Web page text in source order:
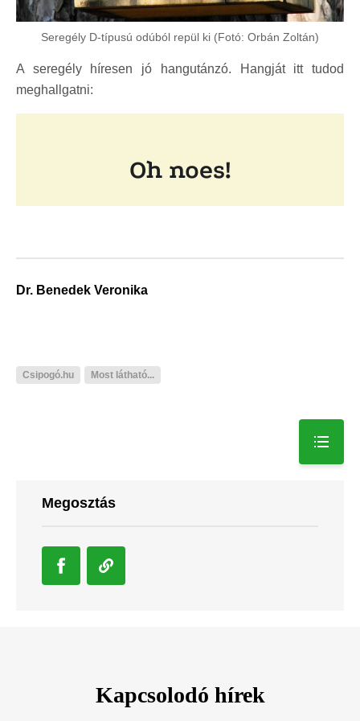
Seregély D-típusú odúból repül ki (Fotó: Orbán Zoltán)
A seregély híresen jó hangutánzó. Hangját itt tudod
meghallgatni:
Dr. Benedek Veronika
Csipogó.hu Most látható...
Megosztás
Kapcsolodó hírek